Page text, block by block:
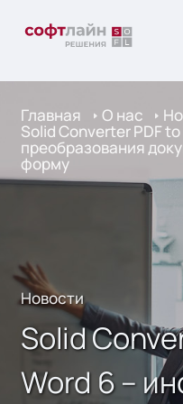
Главная О нас
Solid Converter PDF
преобразования
форму
Новости
Solid
Word 6 –